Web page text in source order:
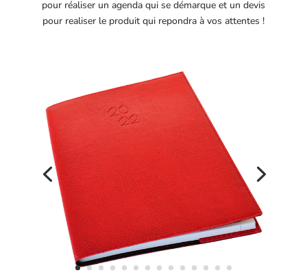
pour réaliser un agenda qui se démarque et un devis
pour realiser le produit qui repondra à vos attentes !